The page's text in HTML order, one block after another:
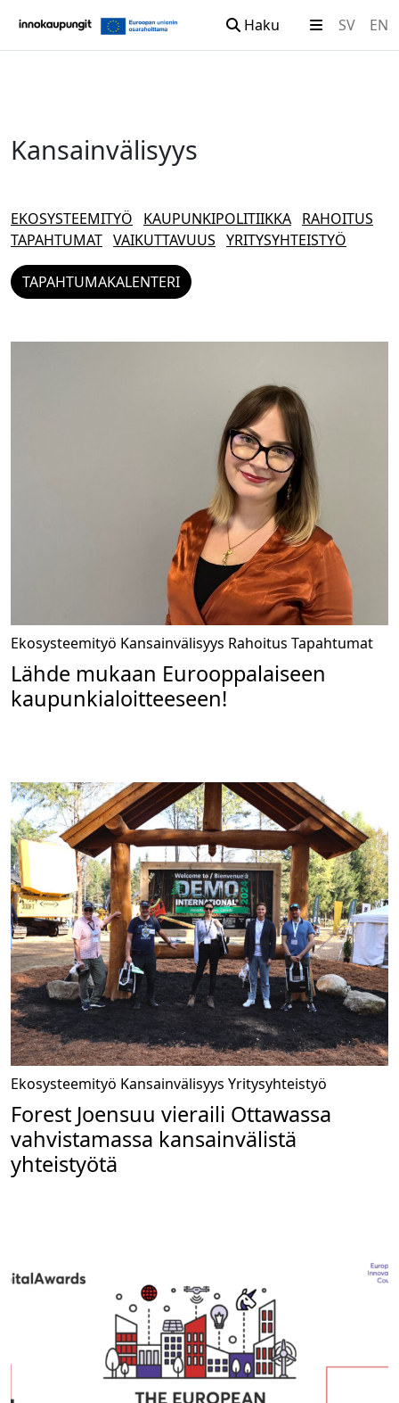
Haku SV EN
Kansainvälisyys
EKOSYSTEEMITYÖ KAUPUNKIPOLITIIKKA RAHOITUS
TAPAHTUMAT VAIKUTTAVUUS YRITYSYHTEISTYÖ
TAPAHTUMAKALENTERI
Ekosysteemityö Kansainvälisyys Rahoitus Tapahtumat
Lähde mukaan Eurooppalaiseen
kaupunkialoitteeseen!
Ekosysteemityö Kansainvälisyys Yritysyhteistyö
Forest Joensuu vieraili Ottawassa
vahvistamassa kansainvälistä
yhteistyötä